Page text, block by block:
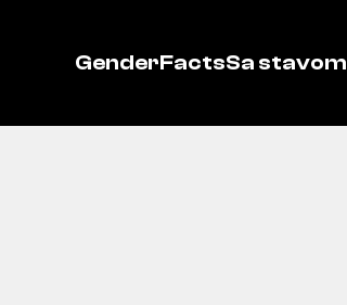
GenderFactsSa stavom